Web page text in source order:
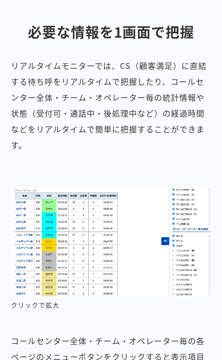
必要な情報を1画面で把握
リアルタイムモニターでは、CS（顧客満足）に直結
する待ち呼をリアルタイムで把握したり、コールセ
ンター全体・チーム・オペレーター毎の統計情報や
状態（受付可・通話中・後処理中など）の経過時間
などをリアルタイムで簡単に把握することができま
す。
クリックで拡大
コールセンター全体・チーム・オペレーター毎の各
ページのメニューボタンをクリックすると表示項目